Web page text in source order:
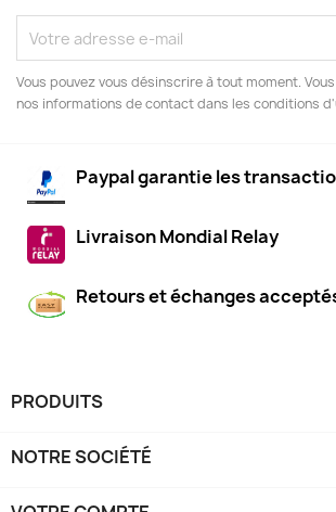
Vous pouvez vous désinscrire à tout moment.
nos informations de contact dans les conditions
Paypal garantie les
Livraison Mondial Relay
Retours et échanges
PRODUITS
NOTRE SOCIÉTÉ